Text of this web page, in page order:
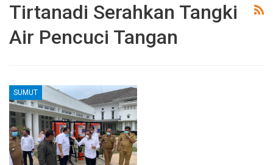
Tirtanadi Serahkan Tangki
Air Pencuci Tangan
SUMUT